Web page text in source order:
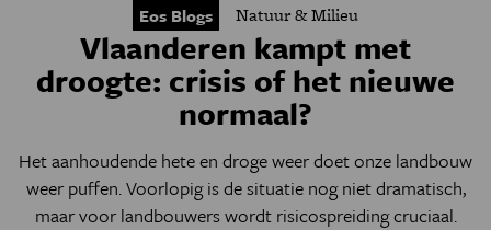
Eos Blogs Natuur & Milieu
Vlaanderen kampt met
droogte: crisis of het nieuwe
normaal?
Het aanhoudende hete en droge weer doet onze landbouw
weer puffen. Voorlopig is de situatie nog niet dramatisch,
maar voor landbouwers wordt risicospreiding cruciaal.